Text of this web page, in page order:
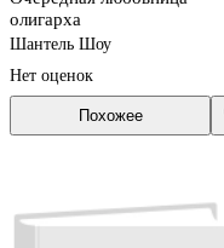
олигарха
Шантель Шоу
Нет оценок
Похожее